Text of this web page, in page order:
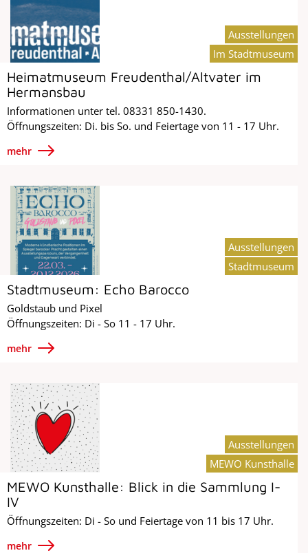
Heimatmuseum Freudenthal/Altvater im
Hermansbau
Informationen unter tel. 08331 850-1430.
Öffnungszeiten: Di. bis So. und Feiertage von 11 - 17 Uhr.
mehr
Ausstellungen
Im Stadtmuseum
Stadtmuseum: Echo Barocco
Goldstaub und Pixel
Öffnungszeiten: Di - So 11 - 17 Uhr.
mehr
Ausstellungen
Stadtmuseum
MEWO Kunsthalle: Blick in die Sammlung I-
IV
Öffnungszeiten: Di - So und Feiertage von 11 bis 17 Uhr.
mehr
Ausstellungen
MEWO Kunsthalle